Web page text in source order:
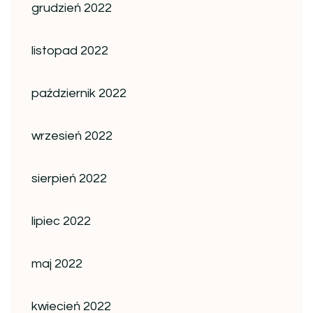
grudzień 2022
listopad 2022
październik 2022
wrzesień 2022
sierpień 2022
lipiec 2022
maj 2022
kwiecień 2022